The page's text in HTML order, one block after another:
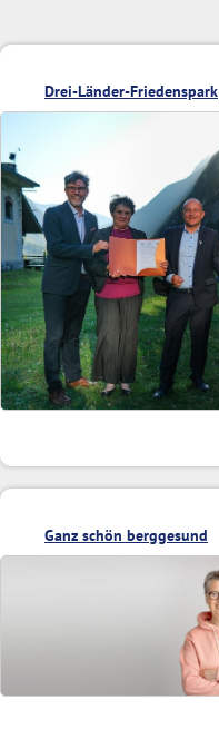
Drei-Länder-Friedenspark
Ganz schön berggesund